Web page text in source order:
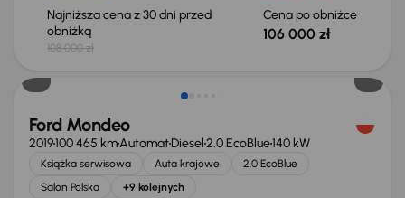
Najniższa cena z 30 dni przed
obniżką
108 000 zł
Cena po obniżce
106 000 zł
Ford Mondeo
2019100 465 kmAutomatDiesel2.0 EcoBlue140 kW
Książka serwisowa Auta krajowe
2.0 EcoBlue
Salon Polska
+9 kolejnych